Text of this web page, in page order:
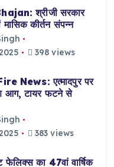
श्रीजी सरकार
कीर्तन संपन्न
398 views
News: एत्मादपुर पर
आग, टायर फटने से
383 views
का 47वां वार्षिक